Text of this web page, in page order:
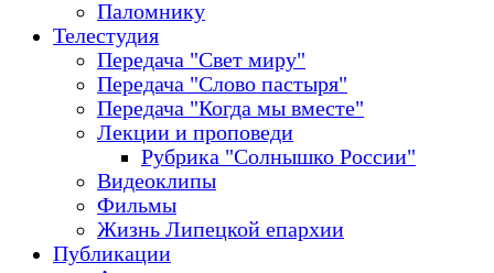
Паломнику
Телестудия
Передача "Свет миру"
Передача "Слово пастыря"
Передача "Когда мы вместе"
Лекции и проповеди
Рубрика "Солнышко России"
Видеоклипы
Фильмы
Жизнь Липецкой епархии
Публикации